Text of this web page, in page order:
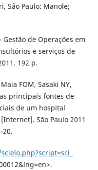
São Paulo: Manole;
Gestão de Operações em
e serviços de
192 p.
FOM, Sasaki NY,
principais fontes de
de um hospital
São Paulo 2011
20.